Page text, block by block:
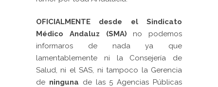
OFICIALMENTE desde el Sindicato
Médico Andaluz (SMA) no podemos
informaros de nada ya que
lamentablemente ni la Consejería de
Salud, ni el SAS, ni tampoco la Gerencia
de ninguna de las 5 Agencias Públicas